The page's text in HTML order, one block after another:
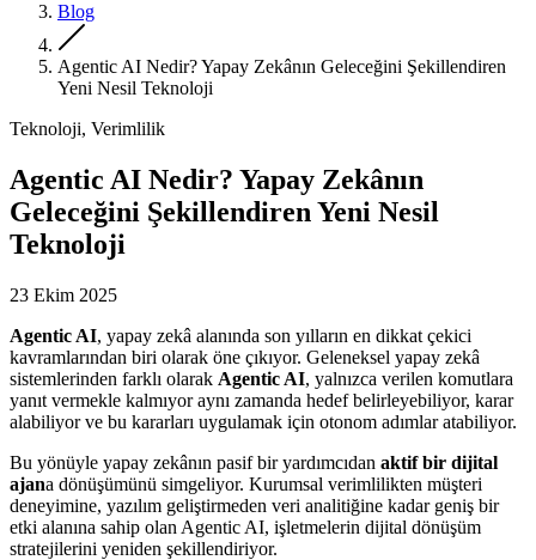
Blog
Agentic AI Nedir? Yapay Zekânın Geleceğini Şekillendiren
Yeni Nesil Teknoloji
Teknoloji, Verimlilik
Agentic AI Nedir? Yapay Zekânın
Geleceğini Şekillendiren Yeni Nesil
Teknoloji
23 Ekim 2025
Agentic AI, yapay zekâ alanında son yılların en dikkat çekici
kavramlarından biri olarak öne çıkıyor. Geleneksel yapay zekâ
sistemlerinden farklı olarak Agentic AI, yalnızca verilen komutlara
yanıt vermekle kalmıyor aynı zamanda hedef belirleyebiliyor, karar
alabiliyor ve bu kararları uygulamak için otonom adımlar atabiliyor.
Bu yönüyle yapay zekânın pasif bir yardımcıdan aktif bir dijital
ajana dönüşümünü simgeliyor. Kurumsal verimlilikten müşteri
deneyimine, yazılım geliştirmeden veri analitiğine kadar geniş bir
etki alanına sahip olan Agentic AI, işletmelerin dijital dönüşüm
stratejilerini yeniden şekillendiriyor.